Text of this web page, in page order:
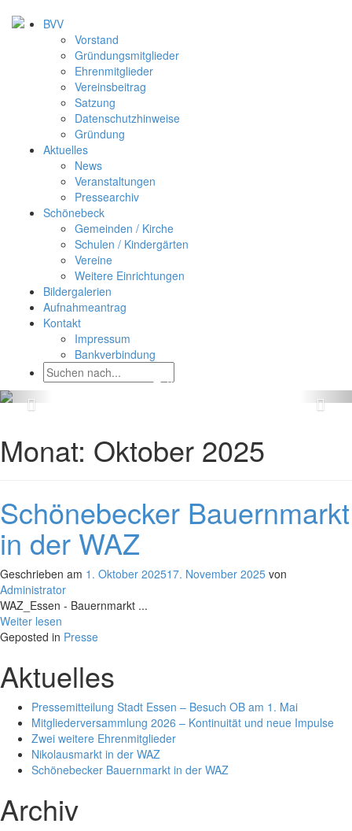
BVV
Vorstand
Gründungsmitglieder
Ehrenmitglieder
Vereinsbeitrag
Satzung
Datenschutzhinweise
Gründung
Aktuelles
News
Veranstaltungen
Pressearchiv
Schönebeck
Gemeinden / Kirche
Schulen / Kindergärten
Vereine
Weitere Einrichtungen
Bildergalerien
Aufnahmeantrag
Kontakt
Impressum
Bankverbindung
Monat: Oktober 2025
Schönebecker Bauernmarkt
in der WAZ
Geschrieben am 1. Oktober 202517. November 2025 von
Administrator
WAZ_Essen - Bauernmarkt ...
Weiter lesen
Geposted in Presse
Aktuelles
Pressemitteilung Stadt Essen – Besuch OB am 1. Mai
Mitgliederversammlung 2026 – Kontinuität und neue Impulse
Zwei weitere Ehrenmitglieder
Nikolausmarkt in der WAZ
Schönebecker Bauernmarkt in der WAZ
Archiv